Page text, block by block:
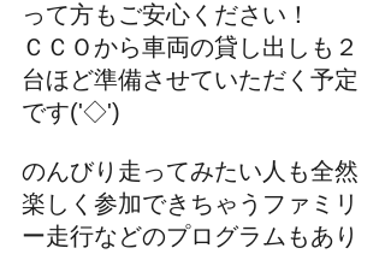
って方もご安心ください！
ＣＣＯから車両の貸し出しも２
台ほど準備させていただく予定
です('◇')ゞ
のんびり走ってみたい人も全然
楽しく参加できちゃうファミリ
ー走行などのプログラムもあり